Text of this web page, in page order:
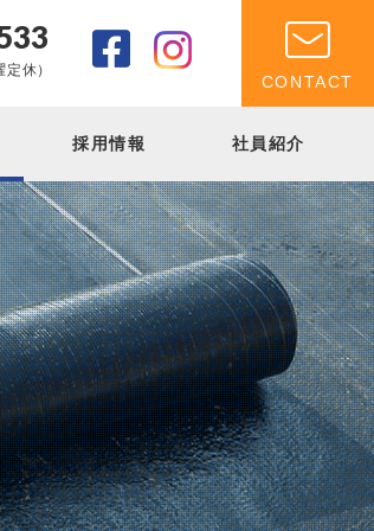
休）
CONTACT
採用情報 社員紹介